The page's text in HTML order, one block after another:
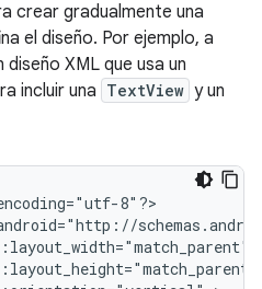
crear gradualmente una
el diseño. Por ejemplo, a
XML que usa un
incluir una TextView y un
8"?>